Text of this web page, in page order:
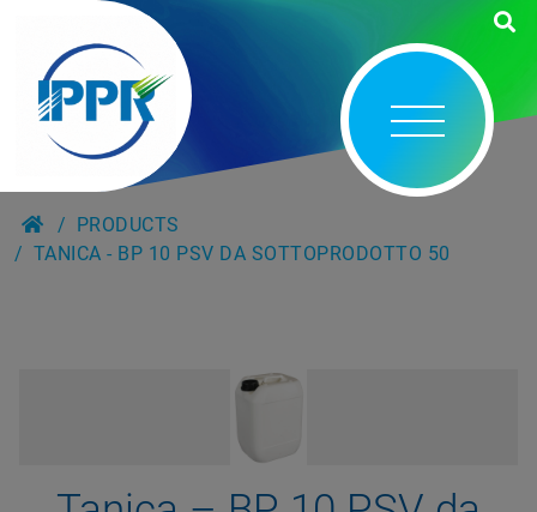
PRODUCTS
TANICA - BP 10 PSV DA SOTTOPRODOTTO 50